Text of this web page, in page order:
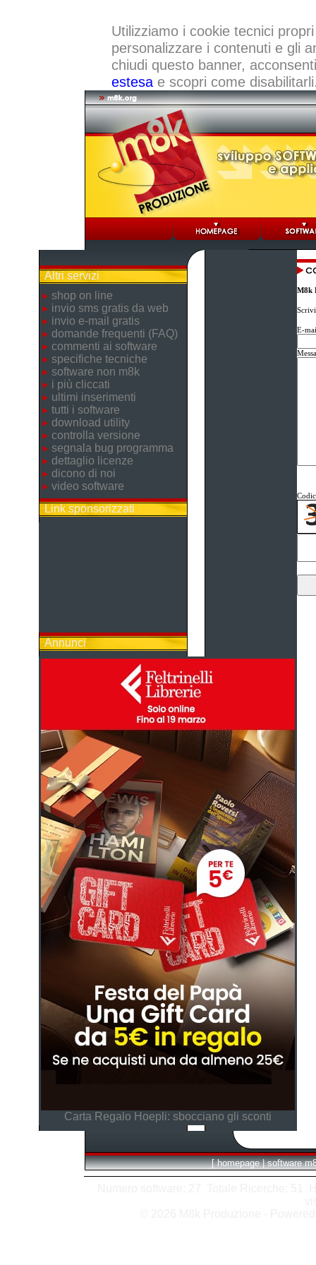
Utilizziamo i cookie tecnici
personalizzare i contenuti e gli
chiudi questo banner,
estesae scopri come
Altri servizi
shop on line
invio sms gratis da web
invio e-mail gratis
domande frequenti (FAQ)
commenti ai software
specifiche tecniche
software non m8k
i più cliccati
ultimi inserimenti
tutti i software
download utility
controlla versione
segnala bug programma
dettaglio licenze
dicono di noi
video software
Link sponsorizzati
Annunci
Carta Regalo Hoepli: sbocciano gli sconti
M8k
E-
[ homepage | software